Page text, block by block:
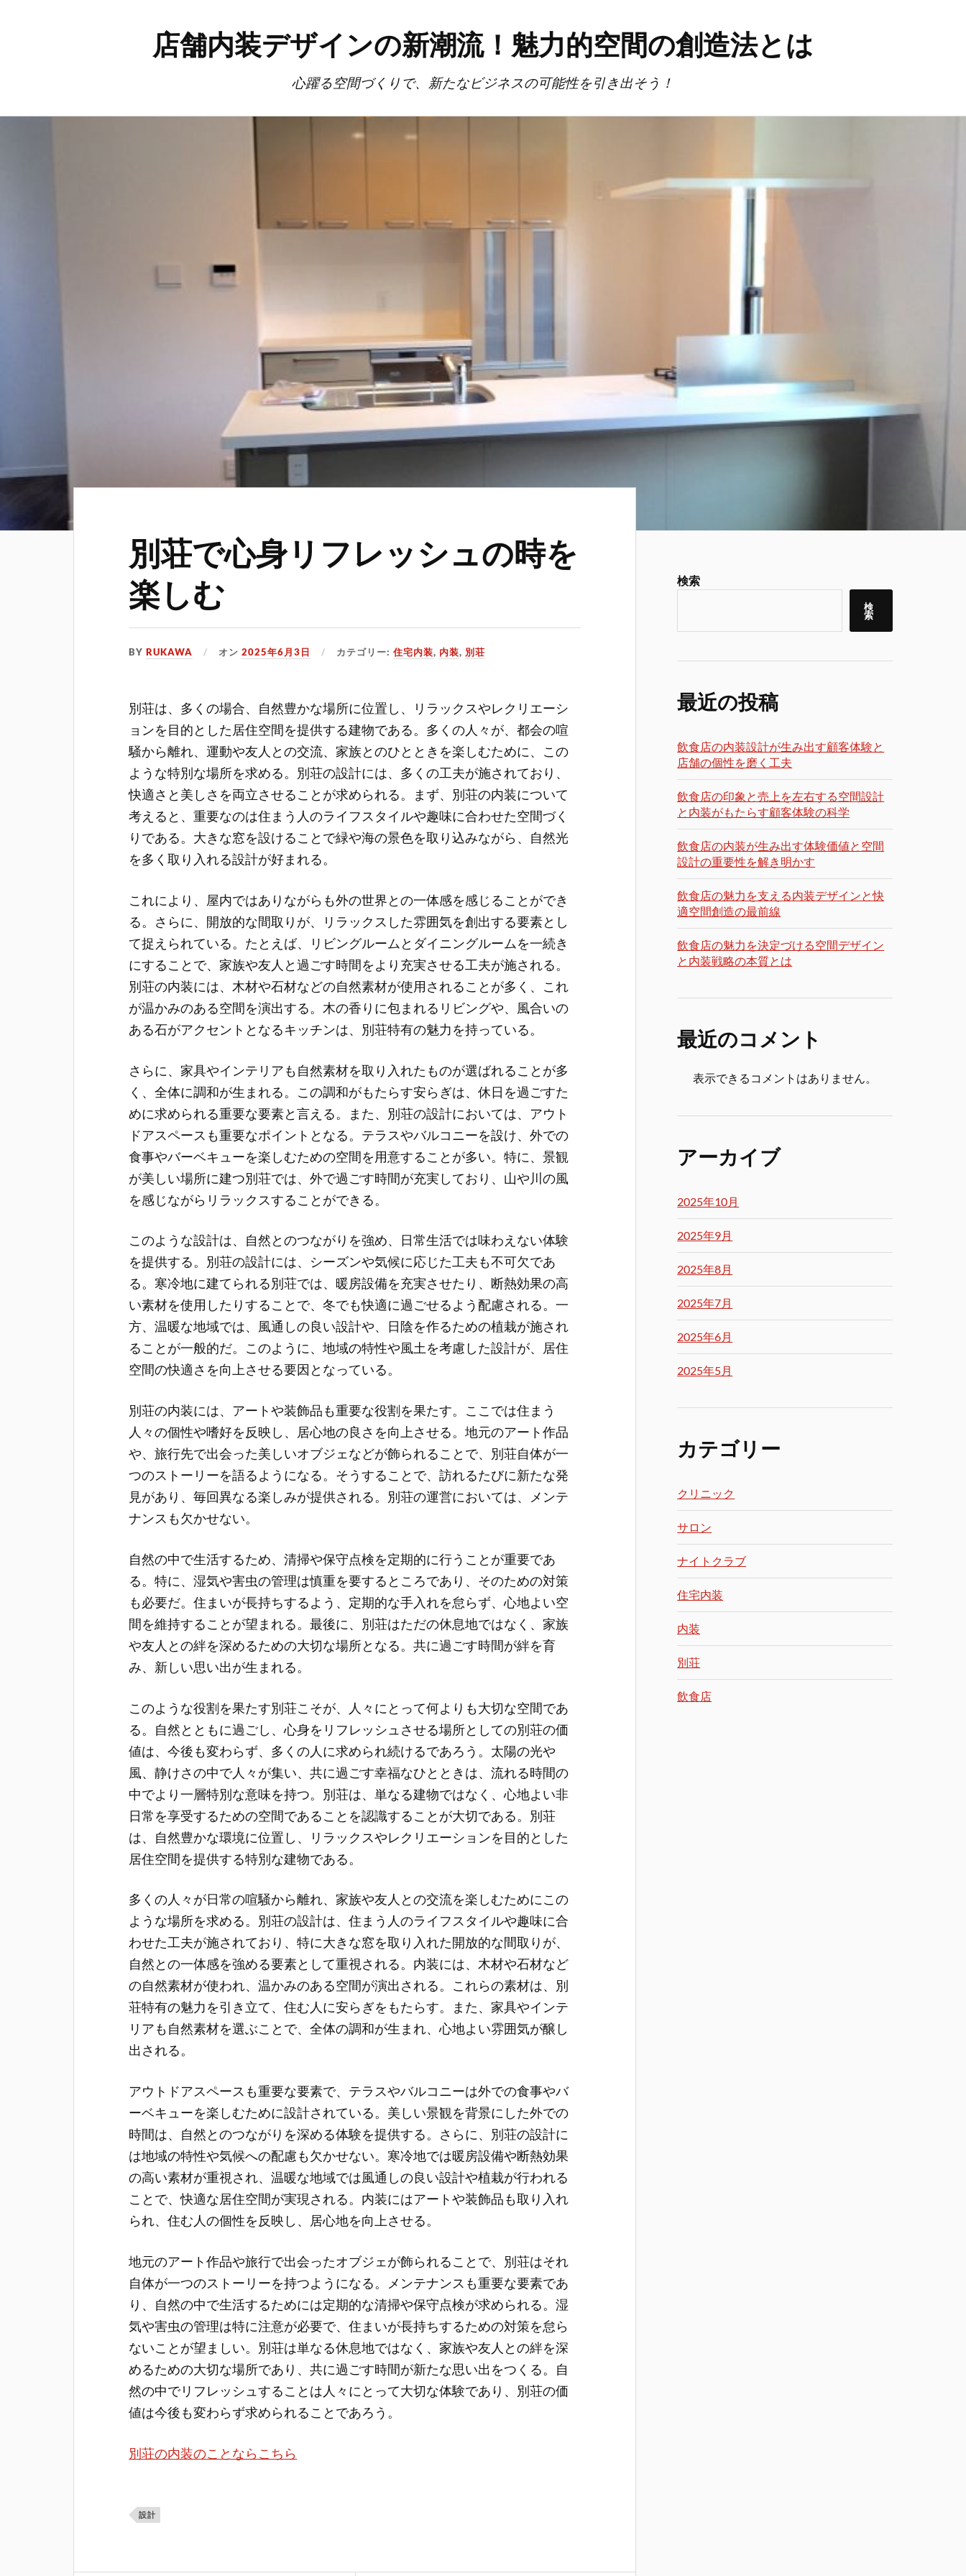
店舗内装デザインの新潮流！魅力的空間の創造法とは
心躍る空間づくりで、新たなビジネスの可能性を引き出そう！
別荘で心身リフレッシュの時を
楽しむ
BYRUKAWA オン2025年6月3日 カテゴリー:住宅内装, 内装, 別荘
別荘は、多くの場合、自然豊かな場所に位置し、リラックスやレクリエーシ
ョンを目的とした居住空間を提供する建物である。 多くの人々が、都会の喧
騒から離れ、運動や友人との交流、家族とのひとときを楽しむために、この
ような特別な場所を求める。別荘の設計には、多くの工夫が施されており、
快適さと美しさを両立させることが求められる。まず、別荘の内装について
考えると、重要なのは住まう人のライフスタイルや趣味に合わせた空間づく
りである。大きな窓を設けることで緑や海の景色を取り込みながら、自然光
を多く取り入れる設計が好まれる。
これにより、屋内ではありながらも外の世界との一体感を感じることができ
る。さらに、開放的な間取りが、リラックスした雰囲気を創出する要素とし
て捉えられている。たとえば、リビングルームとダイニングルームを一続き
にすることで、家族や友人と過ごす時間をより充実させる工夫が施される。
別荘の内装には、木材や石材などの自然素材が使用されることが多く、これ
が温かみのある空間を演出する。木の香りに包まれるリビングや、風合いの
ある石がアクセントとなるキッチンは、別荘特有の魅力を持っている。
さらに、家具やインテリアも自然素材を取り入れたものが選ばれることが多
く、全体に調和が生まれる。この調和がもたらす安らぎは、休日を過ごすた
めに求められる重要な要素と言える。また、別荘の設計においては、アウト
ドアスペースも重要なポイントとなる。テラスやバルコニーを設け、外での
食事やバーベキューを楽しむための空間を用意することが多い。特に、景観
が美しい場所に建つ別荘では、外で過ごす時間が充実しており、山や川の風
を感じながらリラックスすることができる。
このような設計は、自然とのつながりを強め、日常生活では味わえない体験
を提供する。別荘の設計には、シーズンや気候に応じた工夫も不可欠であ
る。寒冷地に建てられる別荘では、暖房設備を充実させたり、断熱効果の高
い素材を使用したりすることで、冬でも快適に過ごせるよう配慮される。一
方、温暖な地域では、風通しの良い設計や、日陰を作るための植栽が施され
ることが一般的だ。このように、地域の特性や風土を考慮した設計が、居住
空間の快適さを向上させる要因となっている。
別荘の内装には、アートや装飾品も重要な役割を果たす。ここでは住まう
人々の個性や嗜好を反映し、居心地の良さを向上させる。地元のアート作品
や、旅行先で出会った美しいオブジェなどが飾られることで、別荘自体が一
つのストーリーを語るようになる。そうすることで、訪れるたびに新たな発
見があり、毎回異なる楽しみが提供される。別荘の運営においては、メンテ
ナンスも欠かせない。
自然の中で生活するため、清掃や保守点検を定期的に行うことが重要であ
る。特に、湿気や害虫の管理は慎重を要するところであり、そのための対策
も必要だ。住まいが長持ちするよう、定期的な手入れを怠らず、心地よい空
間を維持することが望まれる。最後に、別荘はただの休息地ではなく、家族
や友人との絆を深めるための大切な場所となる。共に過ごす時間が絆を育
み、新しい思い出が生まれる。
このような役割を果たす別荘こそが、人々にとって何よりも大切な空間であ
る。自然とともに過ごし、心身をリフレッシュさせる場所としての別荘の価
値は、今後も変わらず、多くの人に求められ続けるであろう。太陽の光や
風、静けさの中で人々が集い、共に過ごす幸福なひとときは、流れる時間の
中でより一層特別な意味を持つ。別荘は、単なる建物ではなく、心地よい非
日常を享受するための空間であることを認識することが大切である。別荘
は、自然豊かな環境に位置し、リラックスやレクリエーションを目的とした
居住空間を提供する特別な建物である。
多くの人々が日常の喧騒から離れ、家族や友人との交流を楽しむためにこの
ような場所を求める。別荘の設計は、住まう人のライフスタイルや趣味に合
わせた工夫が施されており、特に大きな窓を取り入れた開放的な間取りが、
自然との一体感を強める要素として重視される。内装には、木材や石材など
の自然素材が使われ、温かみのある空間が演出される。これらの素材は、別
荘特有の魅力を引き立て、住む人に安らぎをもたらす。また、家具やインテ
リアも自然素材を選ぶことで、全体の調和が生まれ、心地よい雰囲気が醸し
出される。
アウトドアスペースも重要な要素で、テラスやバルコニーは外での食事やバ
ーベキューを楽しむために設計されている。美しい景観を背景にした外での
時間は、自然とのつながりを深める体験を提供する。さらに、別荘の設計に
は地域の特性や気候への配慮も欠かせない。寒冷地では暖房設備や断熱効果
の高い素材が重視され、温暖な地域では風通しの良い設計や植栽が行われる
ことで、快適な居住空間が実現される。内装にはアートや装飾品も取り入れ
られ、住む人の個性を反映し、居心地を向上させる。
地元のアート作品や旅行で出会ったオブジェが飾られることで、別荘はそれ
自体が一つのストーリーを持つようになる。メンテナンスも重要な要素であ
り、自然の中で生活するためには定期的な清掃や保守点検が求められる。湿
気や害虫の管理は特に注意が必要で、住まいが長持ちするための対策を怠ら
ないことが望ましい。別荘は単なる休息地ではなく、家族や友人との絆を深
めるための大切な場所であり、共に過ごす時間が新たな思い出をつくる。自
然の中でリフレッシュすることは人々にとって大切な体験であり、別荘の価
値は今後も変わらず求められることであろう。
別荘の内装のことならこちら
設計
検索
検
索
最近の投稿
飲食店の内装設計が生み出す顧客体験と
店舗の個性を磨く工夫
飲食店の印象と売上を左右する空間設計
と内装がもたらす顧客体験の科学
飲食店の内装が生み出す体験価値と空間
設計の重要性を解き明かす
飲食店の魅力を支える内装デザインと快
適空間創造の最前線
飲食店の魅力を決定づける空間デザイン
と内装戦略の本質とは
最近のコメント
表示できるコメントはありません。
アーカイブ
2025年10月
2025年9月
2025年8月
2025年7月
2025年6月
2025年5月
カテゴリー
クリニック
サロン
ナイトクラブ
住宅内装
内装
別荘
飲食店